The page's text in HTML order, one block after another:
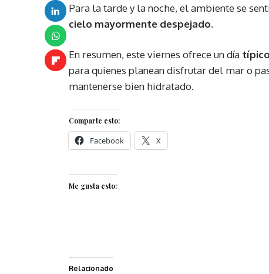
Para la tarde y la noche, el ambiente se
cielo mayormente despejado.
En resumen, este viernes ofrece un día
para quienes planean disfrutar del mar o
mantenerse bien hidratado.
Comparte esto:
Facebook X
Me gusta esto:
Relacionado